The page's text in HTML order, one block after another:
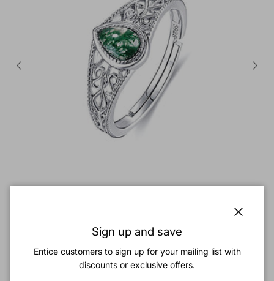
Opengewerkte bloemenmos Agate verloving verstelbare ring
Sign up and save
Entice customers to sign up for your mailing list with
discounts or exclusive offers.